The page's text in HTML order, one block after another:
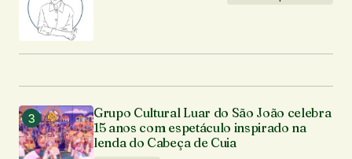
Grupo Cultural Luar do São João celebra
15 anos com espetáculo inspirado na
lenda do Cabeça de Cuia